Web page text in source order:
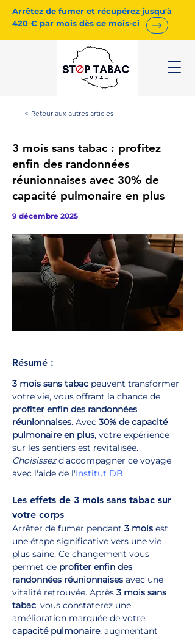
Arrêtez de fumer et récupérez jusqu'à
420 € par mois dès ce mois-ci
< Retour aux autres articles
3 mois sans tabac : profitez
enfin des randonnées
réunionnaises avec 30% de
capacité pulmonaire en plus
9 décembre 2025
Résumé :
3 mois sans tabac peuvent transformer
votre vie, vous offrant la chance de
profiter enfin des randonnées
réunionnaises. Avec 30% de capacité
pulmonaire en plus, votre expérience
sur les sentiers est revitalisée.
Choisissez d'accompagner ce voyage
avec l'aide de l'Institut DB.
Les effets de 3 mois sans tabac sur
votre corps
Arrêter de fumer pendant 3 mois est
une étape significative vers une vie
plus saine. Ce changement vous
permet de profiter enfin des
randonnées réunionnaises avec une
vitalité retrouvée. Après 3 mois sans
tabac, vous constaterez une
amélioration marquée de votre
capacité pulmonaire, augmentant